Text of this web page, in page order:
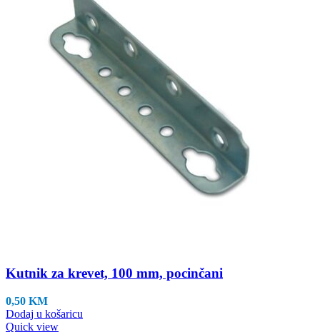
Kutnik za krevet, 100 mm, pocinčani
0,50 KM
Dodaj u košaricu
Quick view